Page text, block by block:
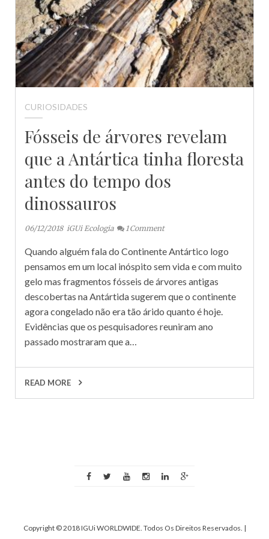
CURIOSIDADES
Fósseis de árvores revelam
que a Antártica tinha floresta
antes do tempo dos
dinossauros
06/12/2018 iGUi Ecologia 1 Comment
Quando alguém fala do Continente Antártico logo
pensamos em um local inóspito sem vida e com muito
gelo mas fragmentos fósseis de árvores antigas
descobertas na Antártida sugerem que o continente
agora congelado não era tão árido quanto é hoje.
Evidências que os pesquisadores reuniram ano
passado mostraram que a…
READ MORE
Copyright © 2018 IGUi WORLDWIDE. Todos Os Direitos Reservados. |